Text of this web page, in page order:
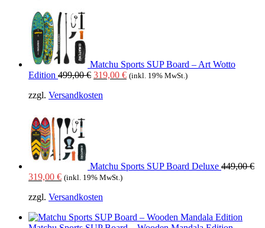
Matchu Sports SUP Board – Art Wotto
Edition 499,00€ Ursprünglicher
war:
319,00 €Aktueller
(inkl. 19% MwSt.)
zzgl. Versandkosten
Matchu Sports SUP Board Deluxe 449,00€
Ursprünglicher
war:
319,00 €Aktueller
ist:
(inkl. 19% MwSt.)
zzgl. Versandkosten